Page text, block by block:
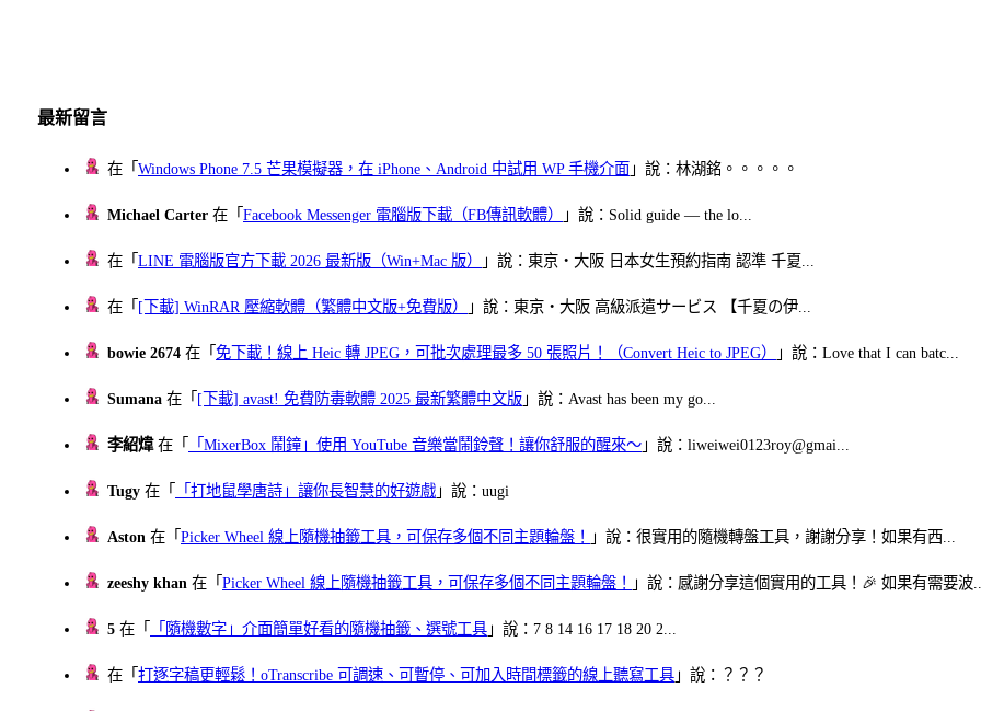
最新留言
在「Windows Phone 7.5 芒果模擬器，在 iPhone、Android 中試用 WP 手機介面 」說：林湖銘。。。。。
Michael Carter 在「Facebook Messenger 電腦版下載（FB傳訊軟體） 」說：Solid guide — the lo...
在「LINE 電腦版官方下載 2026 最新版（Win+Mac 版） 」說：東京・大阪 日本女生預約指南 認準 千夏...
在「 [下載] WinRAR 壓縮軟體（繁體中文版+免費版） 」說：東京・大阪 高級派遣サービス 【千夏の伊...
bowie 2674 在「免下載！線上 Heic 轉 JPEG，可批次處理最多 50 張照片！（Convert Heic to JPEG） 」說：Love that I can batc...
Sumana 在「 [下載] avast! 免費防毒軟體 2025 最新繁體中文版 」說：Avast has been my go...
李紹煒在「 「MixerBox 鬧鐘」使用 YouTube 音樂當鬧鈴聲！讓你舒服的醒來～ 」說：liweiwei0123roy@gmai...
Tugy 在「 「打地鼠學唐詩」讓你長智慧的好遊戲 」說：uugi
Aston 在「Picker Wheel 線上隨機抽籤工具，可保存多個不同主題輪盤！ 」說：很實用的隨機轉盤工具，謝謝分享！如果有西...
zeeshy khan 在「Picker Wheel 線上隨機抽籤工具，可保存多個不同主題輪盤！ 」說：感謝分享這個實用的工具！🎉 如果有需要波
5 在「 「隨機數字」介面簡單好看的隨機抽籤、選號工具 」說：7 8 14 16 17 18 20 2...
在「打逐字稿更輕鬆！oTranscribe 可調速、可暫停、可加入時間標籤的線上聽寫工具 」說：？？？